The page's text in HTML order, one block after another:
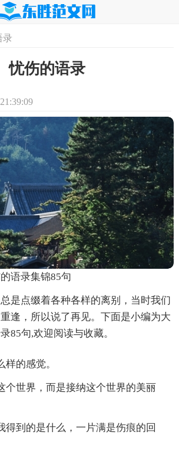
文
录
忧伤的语录
的语录集锦85句
是点缀着各种各样的离别，当时我们
逢，所以说了再见。下面是小编为大
85句,欢迎阅读与收藏。
样的感觉。
个世界，而是接纳这个世界的美丽
得到的是什么，一片满是伤痕的回